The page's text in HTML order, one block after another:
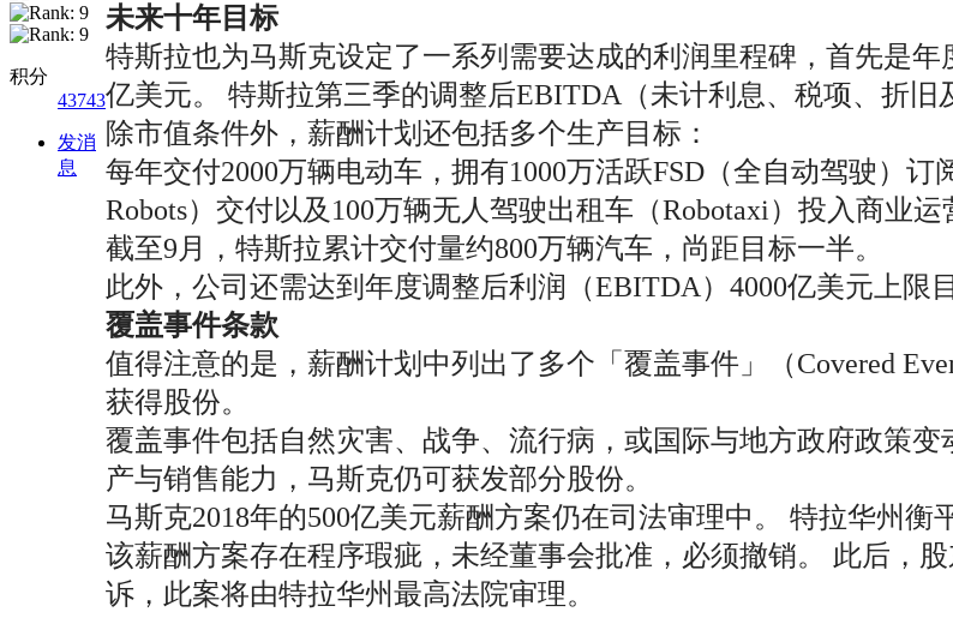
积分
43743
发消
息
未来十年目标
特斯拉也为马斯克设定了一系列需要达成的利润里程碑，首先是
亿美元。 特斯拉第三季的调整后EBITDA（未计利息、税项、折旧
除市值条件外，薪酬计划还包括多个生产目标：
每年交付2000万辆电动车，拥有1000万活跃FSD（全自动驾驶）
Robots）交付以及100万辆无人驾驶出租车（Robotaxi）投入商业运
截至9月，特斯拉累计交付量约800万辆汽车，尚距目标一半。
此外，公司还需达到年度调整后利润（EBITDA）4000亿美元上限
覆盖事件条款
值得注意的是，薪酬计划中列出了多个「覆盖事件」（Covered
获得股份。
覆盖事件包括自然灾害、战争、流行病，或国际与地方政府政策
产与销售能力，马斯克仍可获发部分股份。
马斯克2018年的500亿美元薪酬方案仍在司法审理中。 特拉华州衡
该薪酬方案存在程序瑕疵，未经董事会批准，必须撤销。 此后，
诉，此案将由特拉华州最高法院审理。